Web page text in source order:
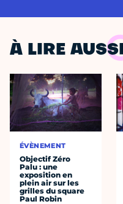
À LIRE
ÉVÈNEMENT
Objectif Zéro
Palu : une
exposition en
plein air sur les
grilles du square
Paul Robin